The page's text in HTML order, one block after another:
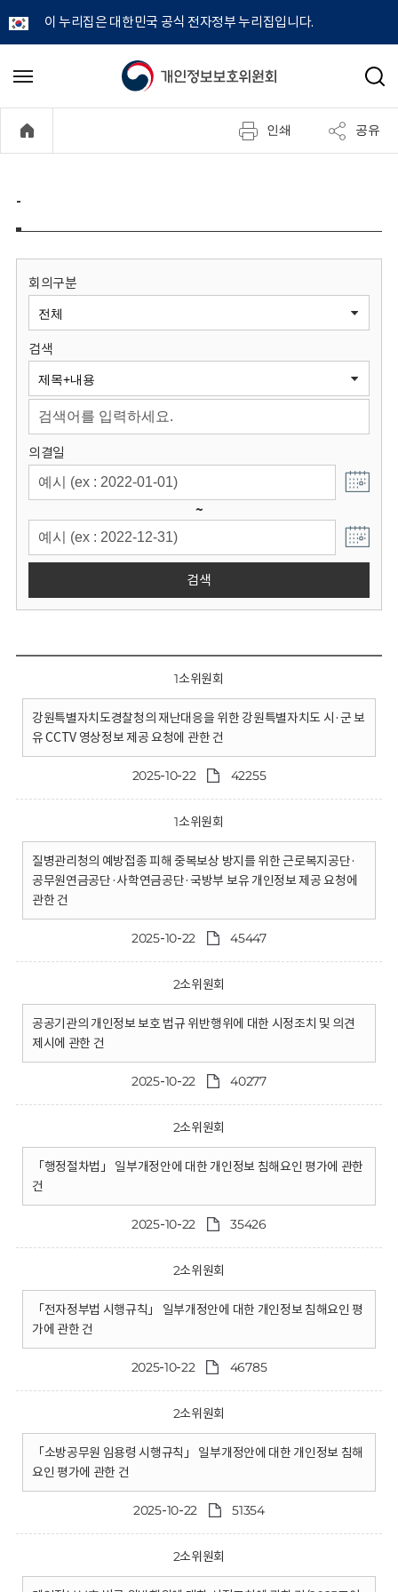
이 누리집은 대한민국 공식 전자정부 누리집입니다.
개
정
보
원
회
메
기
검
인쇄 공유
-
회의구분
검색
의결일
~
검색
1소위원회
강원특별자치도경찰청의 재난대응을 위한 강원특별자치도 시·군 보
유 CCTV 영상정보 제공 요청에 관한 건
2025-10-22 42255
1소위원회
질병관리청의 예방접종 피해 중복보상 방지를 위한 근로복지공단·
공무원연금공단·사학연금공단·국방부 보유 개인정보 제공 요청에
관한 건
2025-10-22 45447
2소위원회
공공기관의 개인정보 보호 법규 위반행위에 대한 시정조치 및 의견
제시에 관한 건
2025-10-22 40277
2소위원회
「행정절차법」 일부개정안에 대한 개인정보 침해요인 평가에 관한
건
2025-10-22 35426
2소위원회
「전자정부법 시행규칙」 일부개정안에 대한 개인정보 침해요인 평
가에 관한 건
2025-10-22 46785
2소위원회
「소방공무원 임용령 시행규칙」 일부개정안에 대한 개인정보 침해
요인 평가에 관한 건
2025-10-22 51354
2소위원회